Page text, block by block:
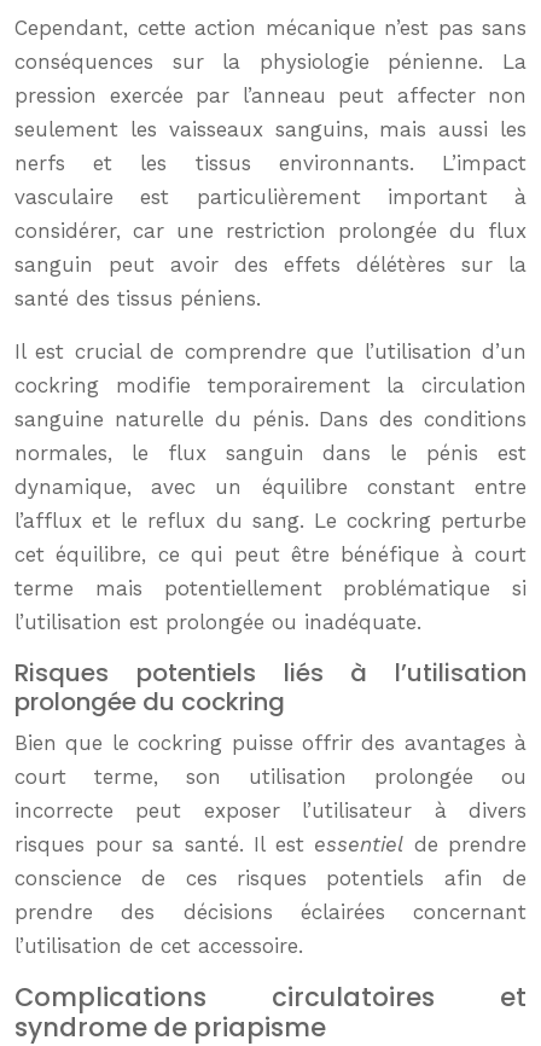
Cependant, cette action mécanique n’est pas sans
conséquences sur la physiologie pénienne. La
pression exercée par l’anneau peut affecter non
seulement les vaisseaux sanguins, mais aussi les
nerfs et les tissus environnants. L’impact
vasculaire est particulièrement important à
considérer, car une restriction prolongée du flux
sanguin peut avoir des effets délétères sur la
santé des tissus péniens.
Il est crucial de comprendre que l’utilisation d’un
cockring modifie temporairement la circulation
sanguine naturelle du pénis. Dans des conditions
normales, le flux sanguin dans le pénis est
dynamique, avec un équilibre constant entre
l’afflux et le reflux du sang. Le cockring perturbe
cet équilibre, ce qui peut être bénéfique à court
terme mais potentiellement problématique si
l’utilisation est prolongée ou inadéquate.
Risques potentiels liés à l’utilisation
prolongée du cockring
Bien que le cockring puisse offrir des avantages à
court terme, son utilisation prolongée ou
incorrecte peut exposer l’utilisateur à divers
risques pour sa santé. Il est essentiel de prendre
conscience de ces risques potentiels afin de
prendre des décisions éclairées concernant
l’utilisation de cet accessoire.
Complications circulatoires et
syndrome de priapisme